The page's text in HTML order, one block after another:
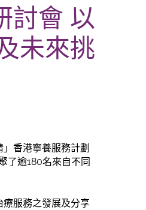
討會 以
未來挑
香港寧養服務計劃
了逾180名來自不同
服務之發展及分享